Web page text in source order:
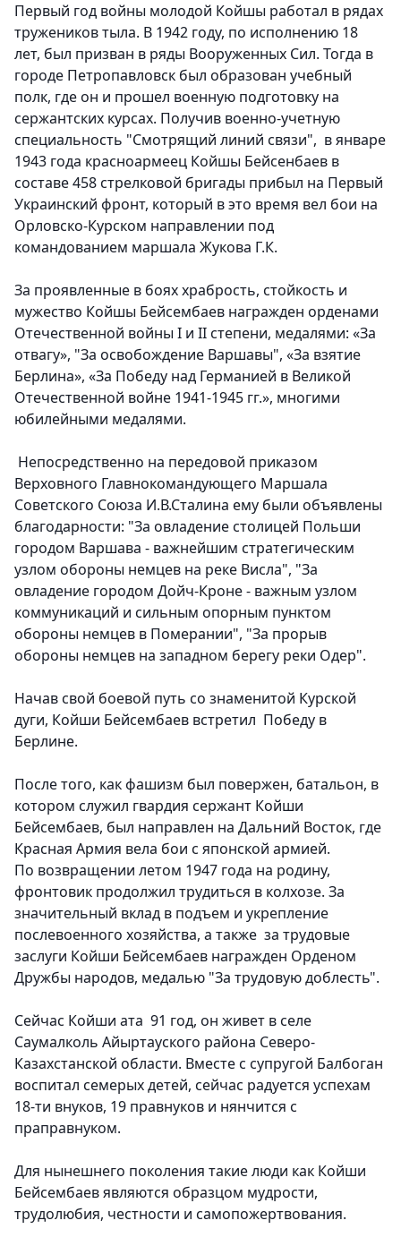
Первый год войны молодой Койшы работал в рядах
тружеников тыла. В 1942 году, по исполнению 18
лет, был призван в ряды Вооруженных Сил. Тогда в
городе Петропавловск был образован учебный
полк, где он и прошел военную подготовку на
сержантских курсах. Получив военно-учетную
специальность "Смотрящий линий связи", в январе
1943 года красноармеец Койшы Бейсенбаев в
составе 458 стрелковой бригады прибыл на Первый
Украинский фронт, который в это время вел бои на
Орловско-Курском направлении под
командованием маршала Жукова Г.К.
За проявленные в боях храбрость, стойкость и
мужество Койшы Бейсембаев награжден орденами
Отечественной войны I и II степени, медалями: «За
отвагу», "За освобождение Варшавы", «За взятие
Берлина», «За Победу над Германией в Великой
Отечественной войне 1941-1945 гг.», многими
юбилейными медалями.
Непосредственно на передовой приказом
Верховного Главнокомандующего Маршала
Советского Союза И.В.Сталина ему были объявлены
благодарности: "За овладение столицей Польши
городом Варшава - важнейшим стратегическим
узлом обороны немцев на реке Висла", "За
овладение городом Дойч-Кроне - важным узлом
коммуникаций и сильным опорным пунктом
обороны немцев в Померании", "За прорыв
обороны немцев на западном берегу реки Одер".
Начав свой боевой путь со знаменитой Курской
дуги, Койши Бейсембаев встретил Победу в
Берлине.
После того, как фашизм был повержен, батальон, в
котором служил гвардия сержант Койши
Бейсембаев, был направлен на Дальний Восток, где
Красная Армия вела бои с японской армией.
По возвращении летом 1947 года на родину,
фронтовик продолжил трудиться в колхозе. За
значительный вклад в подъем и укрепление
послевоенного хозяйства, а также за трудовые
заслуги Койши Бейсембаев награжден Орденом
Дружбы народов, медалью "За трудовую доблесть".
Сейчас Койши ата 91 год, он живет в селе
Саумалколь Айыртауского района Северо-
Казахстанской области. Вместе с супругой Балбоган
воспитал семерых детей, сейчас радуется успехам
18-ти внуков, 19 правнуков и нянчится с
праправнуком.
Для нынешнего поколения такие люди как Койши
Бейсембаев являются образцом мудрости,
трудолюбия, честности и самопожертвования.